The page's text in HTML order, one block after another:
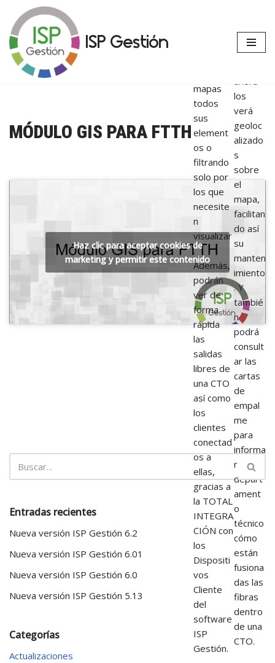
Saltar
al
contenido
ISP Gestión
MÓDULO GIS PARA FTTH
mapas
todos
sus
element
os o
filtrando
solo por
los que
necesite
n
visualizar
.
Además,
podrán
ver de
forma
rápida
las
salidas
libres de
una CTO
así como
los
clientes
conectad
os a
ellas,
gracias a
la TOTAL
INTEGRA
CIÓN con
los
Dispositi
vos
Cliente
del
software
ISP
Gestión.
en ISP
Gestió
los
verá
geoloc
alizado
s
sobre
el
mapa,
facilitan
do así
su
manten
imiento
. Y
tambié
n
podrá
consult
ar las
cartas
de
empal
me
para
informa
r a su
depart
ament
o
técnico
cómo
están
fusiona
das las
fibras
dentro
de una
CTO.
Haz clic para aceptar cookies de
marketing y permitir este contenido
Entradas recientes
Nueva versión ISP Gestión 6.2
Nueva versión ISP Gestión 6.01
Nueva versión ISP Gestión 6.0
Nueva versión ISP Gestión 5.13
Categorías
Actualizaciones